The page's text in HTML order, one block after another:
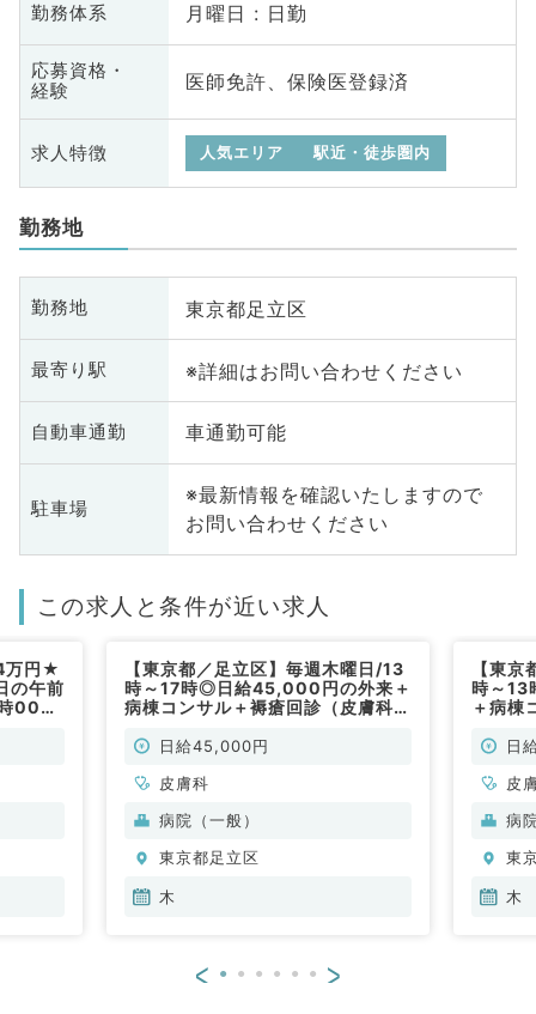
勤務体系 月曜日 : 日勤
応募資格・
経験
医師免許、保険医登録済
求人特徴 人気エリア 駅近・徒歩圏内
勤務地
勤務地 東京都足立区
最寄り駅 ※詳細はお問い合わせください
自動車通勤 車通勤可能
駐車場
※最新情報を確認いたしますので
お問い合わせください
この求人と条件が近い求人
万円★
の午前
00分
【東京都／足立区】毎週木曜日/13
時～17時◎日給45,000円の外来＋
病棟コンサル＋褥瘡回診（皮膚科／
日給45,000円
皮膚科
病院（一般）
東京都足立区
木
【東
時～
＋病棟
日
皮
病
東
木
< >